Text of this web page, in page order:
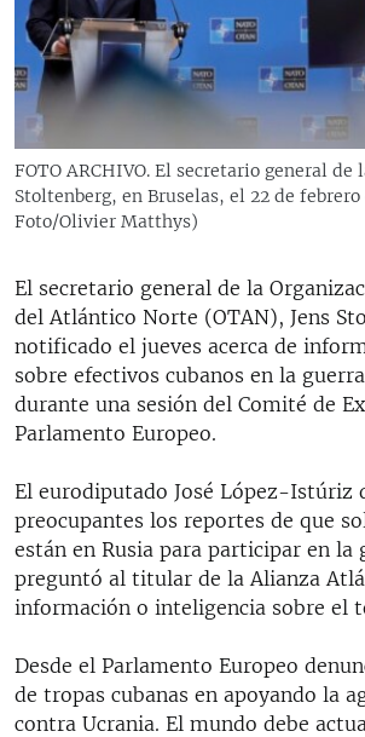
RADIO MARTÍ
ESPECIALES
ESPECIALES
LA REALIDAD DE LA VIVIENDA EN CUBA
SER VIEJO EN CUBA
LOS SANTOS DE HIALEAH
DESINFORMACIÓN RUSA EN AMÉRICA
LA INVASIÓN DE RUSIA A UCRANIA
MULTIMEDIA
EDITORIALES
SÍGUENOS
FOTO ARCHIVO. El secretario general de
Stoltenberg, en Bruselas, el 22 de febrero
Foto/Olivier Matthys)
El secretario general de la
del Atlántico Norte (OTAN), Jens
notificado el jueves acerca de
sobre efectivos cubanos en la
durante una sesión del Comité de
Parlamento Europeo.
El eurodiputado José López-Istúriz
preocupantes los reportes de que
están en Rusia para participar en la
preguntó al titular de la Alianza
información o inteligencia sobre el
Desde el Parlamento Europeo
de tropas cubanas en apoyando la
contra Ucrania. El mundo debe